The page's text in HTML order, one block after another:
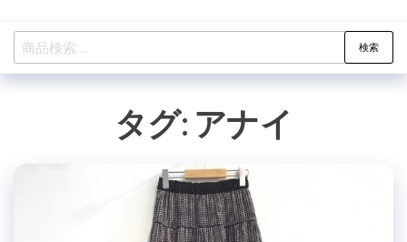
プ
検
索
検索
タグ: アナイ